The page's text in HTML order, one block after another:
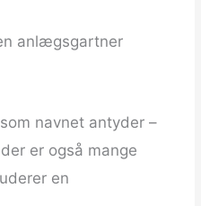
anlægsgartner
navnet antyder –
er også mange
en